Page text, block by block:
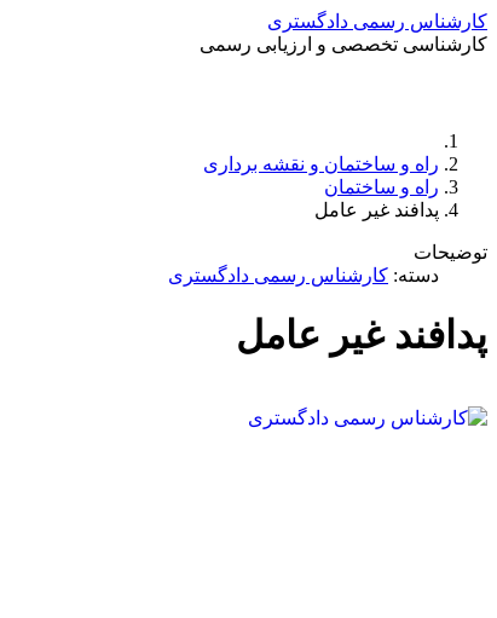
کارشناس رسمی دادگستری
کارشناسی تخصصی و ارزیابی رسمی
راه و ساختمان و نقشه برداری
راه و ساختمان
پدافند غیر عامل
توضیحات
دسته: کارشناس رسمی دادگستری
پدافند غیر عامل